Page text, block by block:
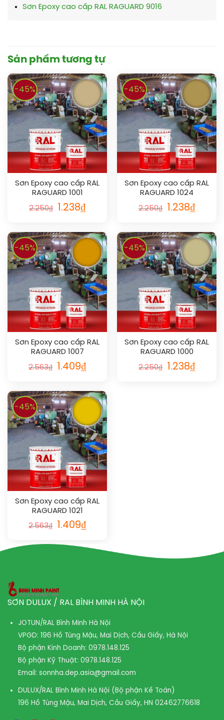
Sơn Epoxy cao cấp RAL RAGUARD 9016
Sản phẩm tương tự
-45%
Sơn Epoxy cao cấp RAL
RAGUARD 1001
2.250₫ 1.238₫
-45%
Sơn Epoxy cao cấp RAL
RAGUARD 1024
2.250₫ 1.238₫
-45%
Sơn Epoxy cao cấp RAL
RAGUARD 1007
2.563₫ 1.409₫
-45%
Sơn Epoxy cao cấp RAL
RAGUARD 1000
2.250₫ 1.238₫
-45%
Sơn Epoxy cao cấp RAL
RAGUARD 1021
2.563₫ 1.409₫
SƠN DULUX / RAL BÌNH MINH HÀ NỘI
JOTUN/RAL Bình Minh Hà Nội
VPGD: 196 Hồ Tùng Mậu, Mai Dịch, Cầu Giấy, Hà Nội
Bộ phận Kinh Doanh: 0978.148.125
Bộ phận Kỹ Thuật: 0978.148.125
Email: sonnha.dep.asia@gmail.com
DULUX/RAL Bình Minh Hà Nội (Bộ phận Kế Toán)
196 Hồ Tùng Mậu, Mai Dịch, Cầu Giấy, HN 02462776618